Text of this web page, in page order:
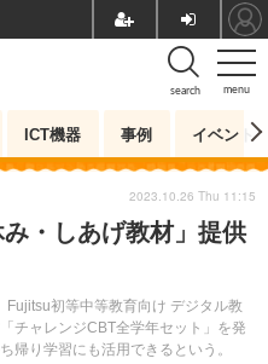
menu
search
ICT機器 事例 イベント
・しあげ教材」提供
初等中等教育向け デジタル教
チャレンジCBT全学年セット」を発
帰り学習にも活用できるという。
2023.10.26 Thu 11:15